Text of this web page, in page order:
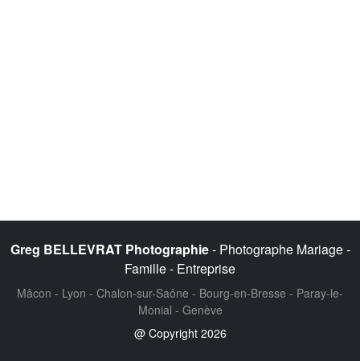
Greg BELLEVRAT Photographie- Photographe Mariage -
Famille - Entreprise
Mâcon - Lyon - Chalon-sur-Saône - Bourg-en-Bresse - Paray-le-
Monial - Genève
@ Copyright 2026